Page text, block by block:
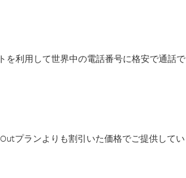
を利用して世界中の電話番号に格安で通話で
プランよりも割引いた価格でご提供してい